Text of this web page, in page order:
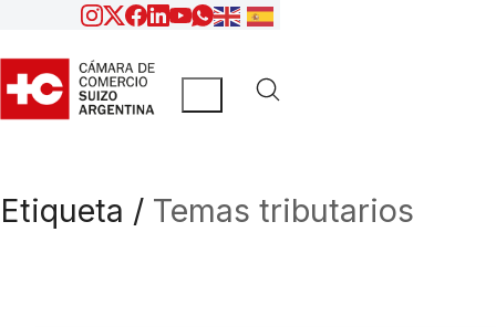
Etiqueta / Temas tributarios